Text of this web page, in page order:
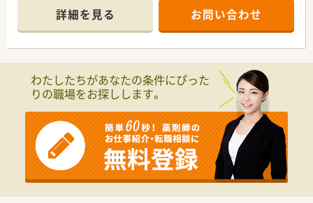
＊------------------------------------------＊
【店舗情報と応需状況について】
■大多羅駅より車で6分ほどの好立地で、マイカー通勤が可能な
ため天候に左右されず毎日の通勤が大変スムーズです。
メインに月平均3,000枚ほど応需しております。
■薬剤師は4.5名、事務スタッフは3名在籍しており、複数名体制
で協力しながら安心して業務に取り組める環境です。
【募集背景と求める人物像について】
■在宅医療の件数を今後さらに増やしていく方針に伴い、組織体
制を強化するための複数名にわたる増員募集です。
■周囲のスタッフと円滑に連携を図り、社内の和やかな雰囲気を
大切にしながら前向きに就業いただける方を求めています。
■かかりつけ薬剤師の取得や認定資格の取得に意欲的で、地域の
皆様の健康に深く関わりたいという情熱のある方を募ります。
詳細を見る お問い合わせ
わたしたちがあなたの条件にぴった
りの職場をお探しします。